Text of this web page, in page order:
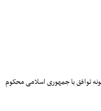
توافق با جمهوری اسلامی محکوم